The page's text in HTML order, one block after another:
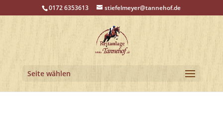
0172 6353613 stiefelmeyer@tannehof.de
Seite wählen